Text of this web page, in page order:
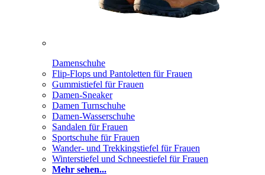
Damenschuhe
Flip-Flops und Pantoletten für Frauen
Gummistiefel für Frauen
Damen-Sneaker
Damen Turnschuhe
Damen-Wasserschuhe
Sandalen für Frauen
Sportschuhe für Frauen
Wander- und Trekkingstiefel für Frauen
Winterstiefel und Schneestiefel für Frauen
Mehr sehen...